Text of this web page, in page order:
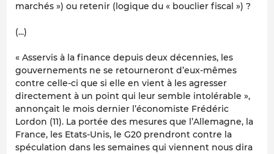
marchés ») ou retenir (logique du « bouclier fiscal ») ?
(...)
« Asservis à la finance depuis deux décennies, les
gouvernements ne se retourneront d’eux-mêmes
contre celle-ci que si elle en vient à les agresser
directement à un point qui leur semble intolérable »,
annonçait le mois dernier l’économiste Frédéric
Lordon (11). La portée des mesures que l’Allemagne, la
France, les Etats-Unis, le G20 prendront contre la
spéculation dans les semaines qui viennent nous dira